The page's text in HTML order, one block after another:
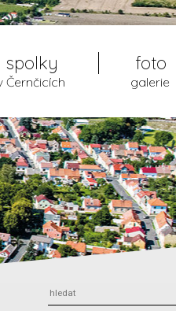
spolky
Černčicích
foto
galerie